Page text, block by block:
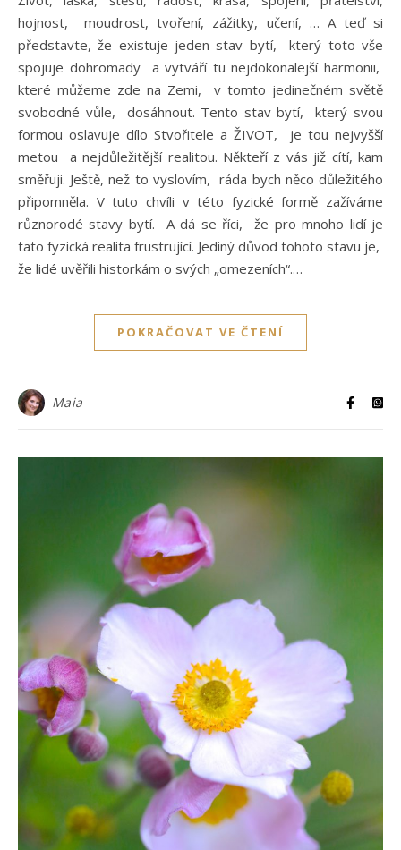
hojnost, moudrost, tvoření, zážitky, učení, … A teď si
představte, že existuje jeden stav bytí, který toto vše
spojuje dohromady a vytváří tu nejdokonalejší harmonii,
které můžeme zde na Zemi, v tomto jedinečném světě
svobodné vůle, dosáhnout. Tento stav bytí, který svou
formou oslavuje dílo Stvořitele a ŽIVOT, je tou nejvyšší
metou a nejdůležitější realitou. Někteří z vás již cítí, kam
směřuji. Ještě, než to vyslovím, ráda bych něco důležitého
připomněla. V tuto chvíli v této fyzické formě zažíváme
různorodé stavy bytí. A dá se říci, že pro mnoho lidí je
tato fyzická realita frustrující. Jediný důvod tohoto stavu je,
že lidé uvěřili historkám o svých „omezeních“.…
POKRAČOVAT VE ČTENÍ
Maia